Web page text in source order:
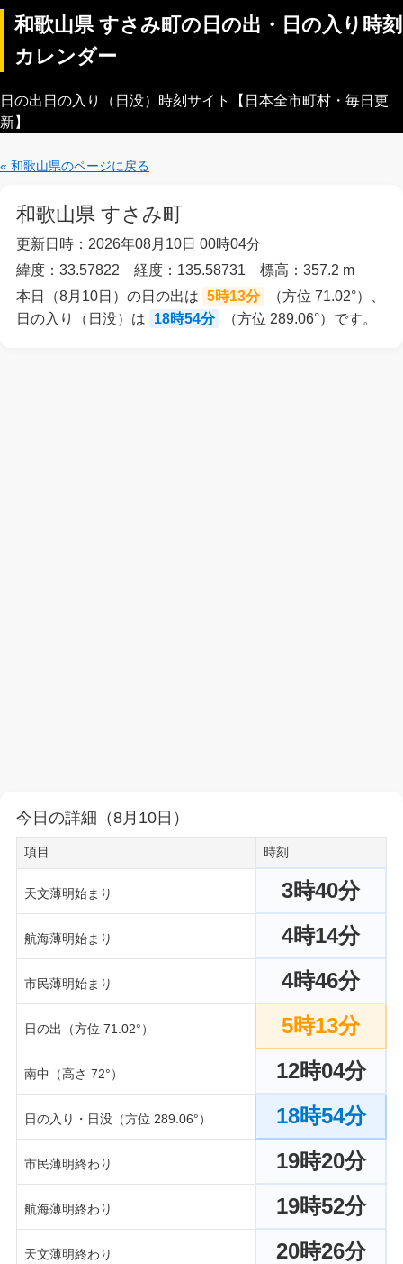
和歌山県 すさみ町の日の出・日の入り時刻
カレンダー
日の出日の入り（日没）時刻サイト【日本全市町村・毎日更
新】
« 和歌山県のページに戻る
和歌山県 すさみ町
更新日時：2026年08月10日 00時04分
緯度：33.57822 経度：135.58731 標高：357.2 m
本日（8月10日）の日の出は 5時13分
（方位 71.02°）、
日の入り（日没）は
18時54分 （方位 289.06°）です。
今日の詳細（8月10日）
項目 時刻
天文薄明始まり 3時40分
航海薄明始まり 4時14分
市民薄明始まり 4時46分
日の出（方位 71.02°） 5時13分
南中（高さ 72°） 12時04分
日の入り・日没（方位 289.06°） 18時54分
市民薄明終わり 19時20分
航海薄明終わり 19時52分
天文薄明終わり 20時26分